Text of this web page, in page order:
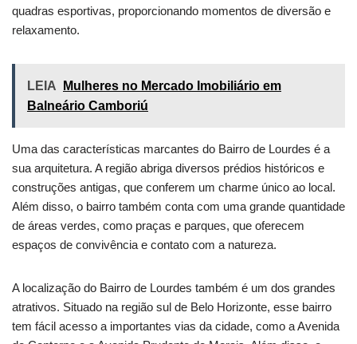
quadras esportivas, proporcionando momentos de diversão e
relaxamento.
LEIA
Mulheres no Mercado Imobiliário em
Balneário Camboriú
Uma das características marcantes do Bairro de Lourdes é a
sua arquitetura. A região abriga diversos prédios históricos e
construções antigas, que conferem um charme único ao local.
Além disso, o bairro também conta com uma grande quantidade
de áreas verdes, como praças e parques, que oferecem
espaços de convivência e contato com a natureza.
A localização do Bairro de Lourdes também é um dos grandes
atrativos. Situado na região sul de Belo Horizonte, esse bairro
tem fácil acesso a importantes vias da cidade, como a Avenida